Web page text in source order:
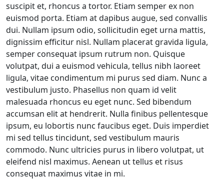
suscipit et, rhoncus a tortor. Etiam semper ex non
euismod porta. Etiam at dapibus augue, sed convallis
dui. Nullam ipsum odio, sollicitudin eget urna mattis,
dignissim efficitur nisl. Nullam placerat gravida ligula,
semper consequat ipsum rutrum non. Quisque
volutpat, dui a euismod vehicula, tellus nibh laoreet
ligula, vitae condimentum mi purus sed diam. Nunc a
vestibulum justo. Phasellus non quam id velit
malesuada rhoncus eu eget nunc. Sed bibendum
accumsan elit at hendrerit. Nulla finibus pellentesque
ipsum, eu lobortis nunc faucibus eget. Duis imperdiet
mi sed tellus tincidunt, sed vestibulum mauris
commodo. Nunc ultricies purus in libero volutpat, ut
eleifend nisl maximus. Aenean ut tellus et risus
consequat maximus vitae in mi.